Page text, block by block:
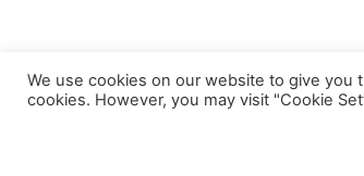
We use cookies on our website to give you
cookies. However, you may visit "Cookie